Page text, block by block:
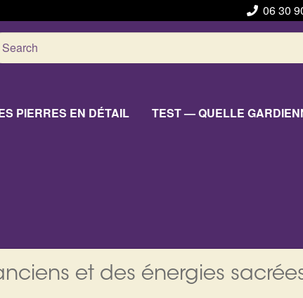
06 30
PIERRES EN DÉTAIL TEST — QUELLE
et des énergies